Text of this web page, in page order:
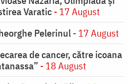
Varatic- 17 August
Pelerinul- 17 August
de cancer, către icoana
- 18 August